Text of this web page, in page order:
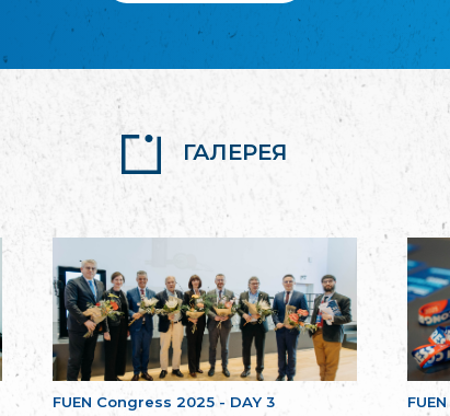
ГАЛЕРЕЯ
FUEN Congress 2025 - DAY 3